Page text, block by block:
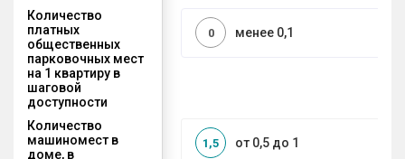
Количество
платных
общественных
парковочных мест
на 1 квартиру в
шаговой
доступности
менее 0,1
0
Количество
машиномест в
доме, в
от 0,5 до 1
1,5